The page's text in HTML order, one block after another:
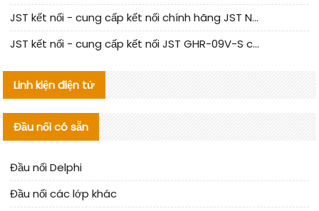
JST kết nối - cung cấp kết nối chính hãng JST NSHR-02V-S | sản phẩm thay thế
JST kết nối - cung cấp kết nối JST GHR-09V-S chính hãng | hàng thay thế
Linh kiện điện tử
Đầu nối có sẵn
Đầu nối Delphi
Đầu nối các lớp khác